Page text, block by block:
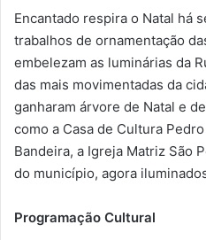
Encantado respira o Natal há
trabalhos de ornamentação
embelezam as luminárias da
das mais movimentadas da
ganharam árvore de Natal e
como a Casa de Cultura
Bandeira, a Igreja Matriz São
do município, agora
Programação Cultural